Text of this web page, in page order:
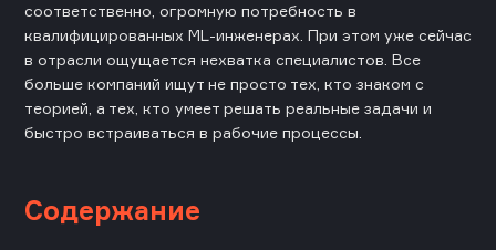
соответственно, огромную потребность в
квалифицированных ML-инженерах. При этом уже сейчас
в отрасли ощущается нехватка специалистов. Все
больше компаний ищут не просто тех, кто знаком с
теорией, а тех, кто умеет решать реальные задачи и
быстро встраиваться в рабочие процессы.
Содержание